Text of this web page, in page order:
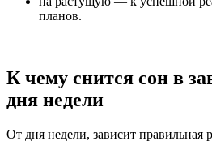
планов.
К чему снится сон в
дня недели
От дня недели, зависит правильная